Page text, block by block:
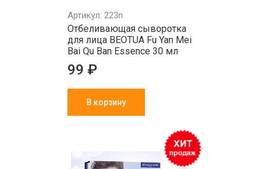
Артикул: 223п
Отбеливающая сыворотка
для лица BEOTUA Fu Yan Mei
Bai Qu Ban Essence 30 мл
99 ₽
В корзину